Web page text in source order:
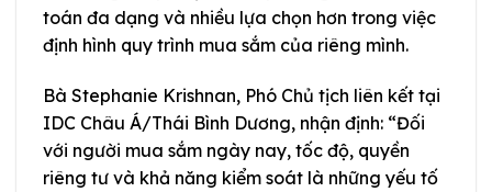
toán đa dạng và nhiều lựa chọn hơn trong việc
định hình quy trình mua sắm của riêng mình.
Bà Stephanie Krishnan, Phó Chủ tịch liên kết tại
IDC Châu Á/Thái Bình Dương, nhận định: “Đối
với người mua sắm ngày nay, tốc độ, quyền
riêng tư và khả năng kiểm soát là những yếu tố